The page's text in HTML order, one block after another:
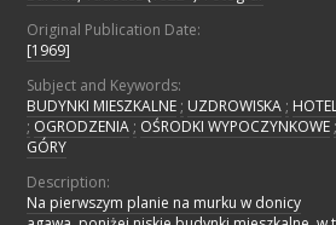
Original Publication Date:
[1969]
Subject and Keywords:
BUDYNKI MIESZKALNE ; UZDROWISKA ;
; OGRODZENIA ; OŚRODKI WYPOCZYNKOWE ;
GÓRY
Description:
Na pierwszym planie na murku w donicy